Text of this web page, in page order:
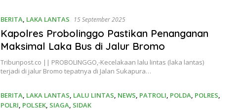
BERITA, LAKA LANTAS 15 September 2025
Kapolres Probolinggo Pastikan Penanganan
Maksimal Laka Bus di Jalur Bromo
Tribunpost.co || PROBOLINGGO,-Kecelakaan lalu lintas (laka lantas)
terjadi di jalur Bromo tepatnya di Jalan Sukapura…
BERITA, LAKA LANTAS, LALU LINTAS, NEWS, PATROLI, POLDA, POLRES,
POLRI, POLSEK, SIAGA, SIDAK